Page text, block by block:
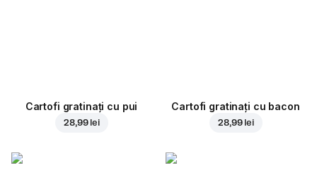
Cartofi gratinați cu pui
28,99 lei
Cartofi gratinați cu bacon
28,99 lei